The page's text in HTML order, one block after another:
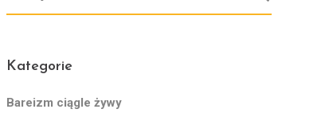
Kategorie
Bareizm ciągle żywy